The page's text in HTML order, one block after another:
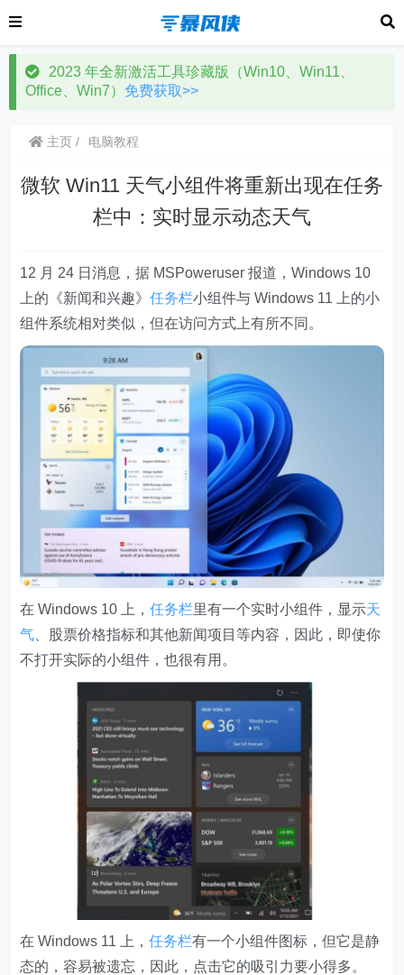
2023 年全新激活工具珍藏版（Win10、Win11、
Office、Win7） 免费获取>>
主页 电脑教程
微软 Win11 天气小组件将重新出现在任务
栏中：实时显示动态天气
12 月 24 日消息，据 MSPoweruser 报道，Windows 10
上的《新闻和兴趣》任务栏小组件与 Windows 11 上的小
组件系统相对类似，但在访问方式上有所不同。
在 Windows 10 上，任务栏里有一个实时小组件，显示天
气 、股票价格指标和其他新闻项目等内容，因此，即使你
不打开实际的小组件，也很有用。
在 Windows 11 上，任务栏有一个小组件图标，但它是静
态的，容易被遗忘，因此，点击它的吸引力要小得多。